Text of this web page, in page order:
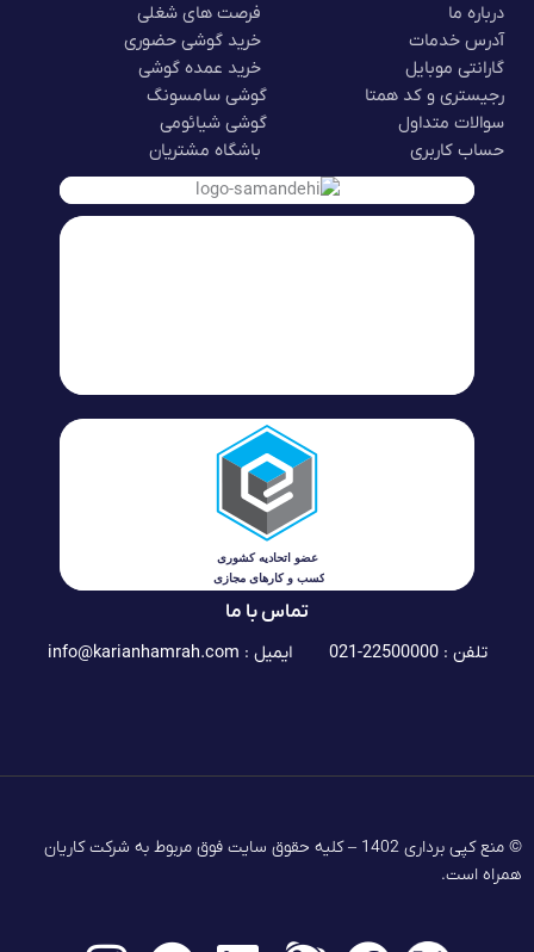
درباره ما
آدرس خدمات
گارانتی موبایل
رجیستری و کد همتا
سوالات متداول
حساب کاربری
فرصت های شغلی
خرید گوشی حضوری
خرید عمده گوشی
گوشی سامسونگ
گوشی شیائومی
باشگاه مشتریان
تماس با ما
تلفن : 22500000-021 ایمیل : info@karianhamrah.com
© منع کپی برداری 1402 – کلیه حقوق سایت فوق مربوط به شرکت کاریان
همراه است.